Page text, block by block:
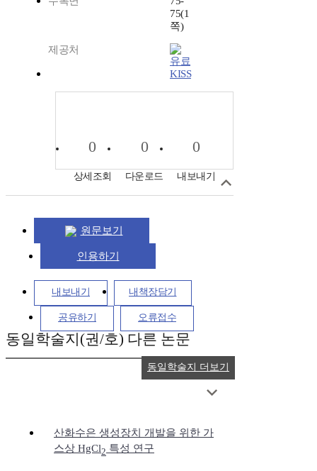
75(1
쪽)
제공처
KISS
0
상세조회
0
다운로드
0
내보내기
원문보기
인용하기
내보내기 내책장담기
공유하기 오류접수
동일학술지(권/호) 다른 논문
산화수은 생성장치 개발을 위한 가
스상 HgCl2 특성 연구
동일학술지 더보기